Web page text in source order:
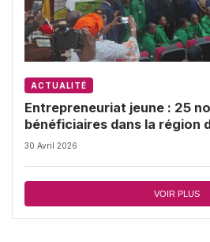
ACTUALITÉ
Entrepreneuriat jeune : 25
bénéficiaires dans la région
30 Avril 2026
VOIR PLUS